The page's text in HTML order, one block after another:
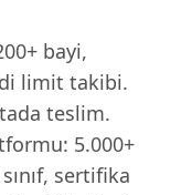
bayi,
limit takibi.
teslim.
5.000+
sertifika